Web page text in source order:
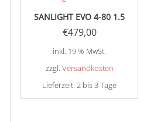
SANLIGHT EVO 4-80 1.5
€479,00
inkl. 19 % MwSt.
zzgl. Versandkosten
Lieferzeit:2 bis 3 Tage